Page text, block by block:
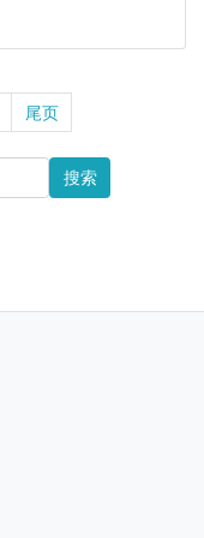
尾页
搜索